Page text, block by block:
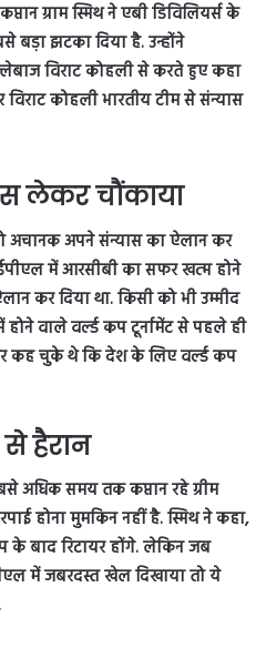
ग्राम स्मिथ ने एबी डिविलियर्स के
झटका दिया है. उन्होंने
विराट कोहली से करते हुए कहा
कोहली भारतीय टीम से संन्यास
लेकर चौंकाया
अचानक अपने संन्यास का ऐलान कर
में आरसीबी का सफर खत्म होने
कर दिया था. किसी को भी उम्मीद
वाले वर्ल्ड कप टूर्नामेंट से पहले ही
कह चुके थे कि देश के लिए वर्ल्ड कप
हैरान
अधिक समय तक कप्तान रहे ग्रीम
होना मुमकिन नहीं है. स्मिथ ने कहा,
के बाद रिटायर होंगे. लेकिन जब
में जबरदस्त खेल दिखाया तो ये